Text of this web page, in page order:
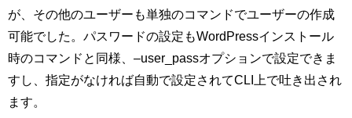
が、その他のユーザーも単独のコマンドでユーザーの作成
可能でした。パスワードの設定もWordPressインストール
時のコマンドと同様、–user_passオプションで設定できま
すし、指定がなければ自動で設定されてCLI上で吐き出され
ます。